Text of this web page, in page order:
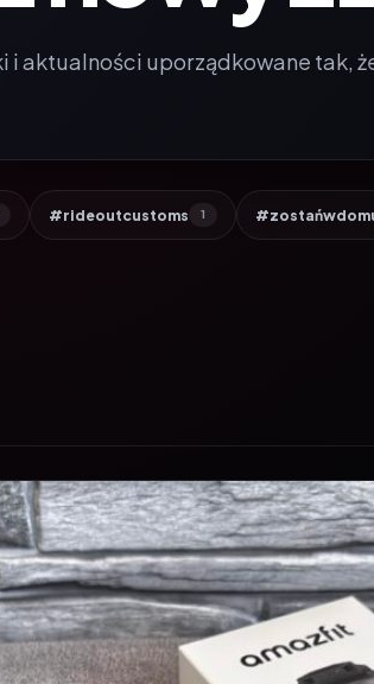
i aktualności uporządkowane tak,
#rideoutcustoms 1